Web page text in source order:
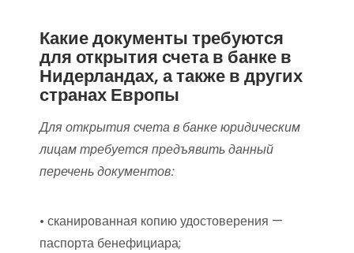
Какие документы требуются
для открытия счета в банке в
Нидерландах, а также в других
странах Европы
Для открытия счета в банке юридическим
лицам требуется предъявить данный
перечень документов:
• сканированная копию удостоверения —
паспорта бенефициара;